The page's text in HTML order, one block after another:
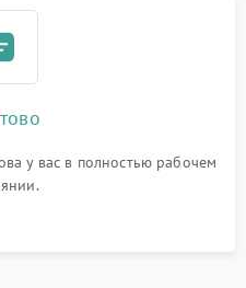
у вас в полностью рабочем